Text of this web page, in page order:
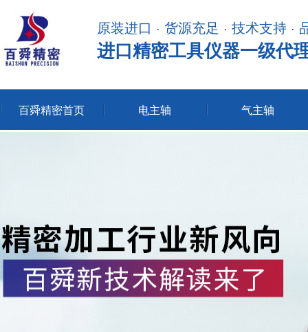
原装进口 · 货源充足 · 技术支持 ·
进口精密工具仪器一级代
百舜精密首页 电主轴 气主轴